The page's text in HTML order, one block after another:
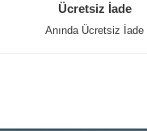
Ücretsiz İade
Anında Ücretsiz İade